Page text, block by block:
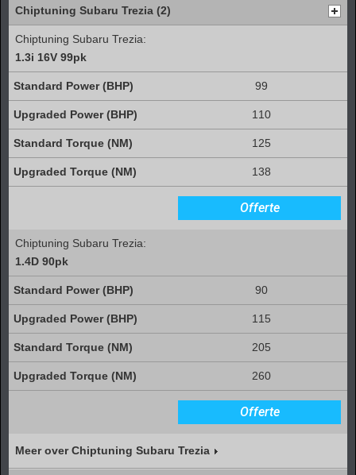
Chiptuning Subaru Trezia (2)
Chiptuning Subaru Trezia:
1.3i 16V 99pk
99
110
125
138
Offerte
Chiptuning Subaru Trezia:
1.4D 90pk
90
115
205
260
Offerte
Meer over Chiptuning Subaru Trezia